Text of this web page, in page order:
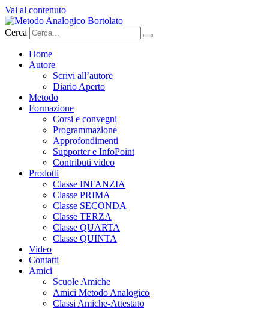
Vai al contenuto
Cerca
Home
Autore
Scrivi all’autore
Diario Aperto
Metodo
Formazione
Corsi e convegni
Programmazione
Approfondimenti
Supporter e InfoPoint
Contributi video
Prodotti
Classe INFANZIA
Classe PRIMA
Classe SECONDA
Classe TERZA
Classe QUARTA
Classe QUINTA
Video
Contatti
Amici
Scuole Amiche
Amici Metodo Analogico
Classi Amiche-Attestato